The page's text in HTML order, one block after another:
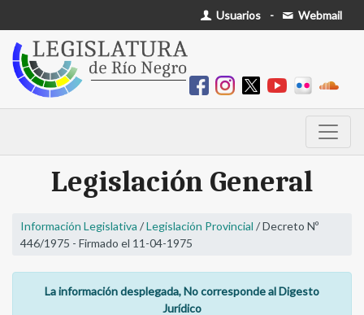
Usuarios - Webmail
Legislación General
Información Legislativa /Legislación Provincial / Decreto Nº
446/1975 - Firmado el 11-04-1975
La información desplegada, No corresponde al Digesto
Jurídico